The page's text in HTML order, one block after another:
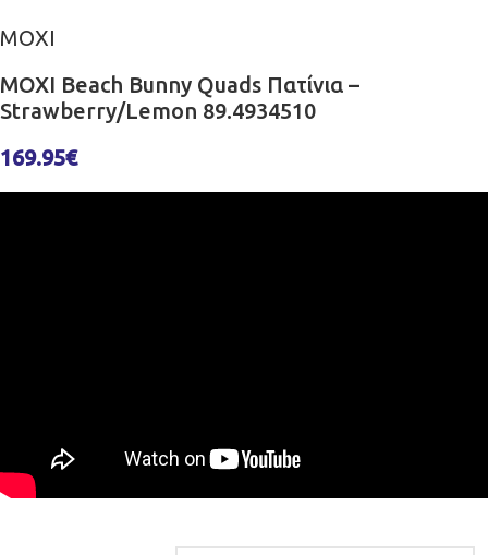
MOXI
MOXI Beach Bunny Quads Πατίνια –
Strawberry/Lemon 89.4934510
169.95€